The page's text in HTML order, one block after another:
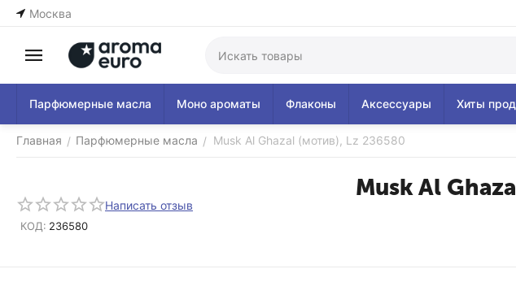
Москва
Парфюмерные масла Моно ароматы Флаконы Аксессуары Хиты
Главная / Парфюмерные масла / Musk Al Ghazal (мотив), Lz 236580
Musk Al
Написать отзыв
КОД: 236580